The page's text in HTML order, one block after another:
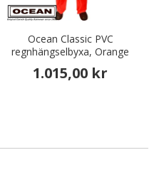
Ocean Classic PVC
regnhängselbyxa, Orange
1.015,00 kr